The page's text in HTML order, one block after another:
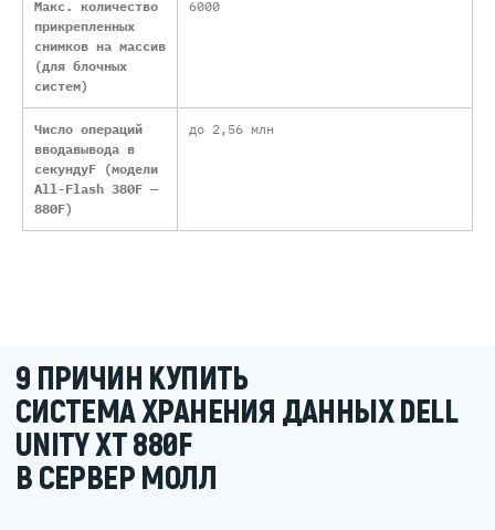
Макс. количество
прикрепленных
снимков на массив
(для блочных
систем)
6000
Число операций
вводавывода в
секундуF (модели
All-Flash 380F —
880F)
до 2,56 млн
9 ПРИЧИН КУПИТЬ
СИСТЕМА ХРАНЕНИЯ ДАННЫХ DELL
UNITY XT 880F
В СЕРВЕР МОЛЛ